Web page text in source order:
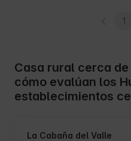
1
Casa rural cerca
cómo evalúan los
establecimientos
La Cabaña del Valle